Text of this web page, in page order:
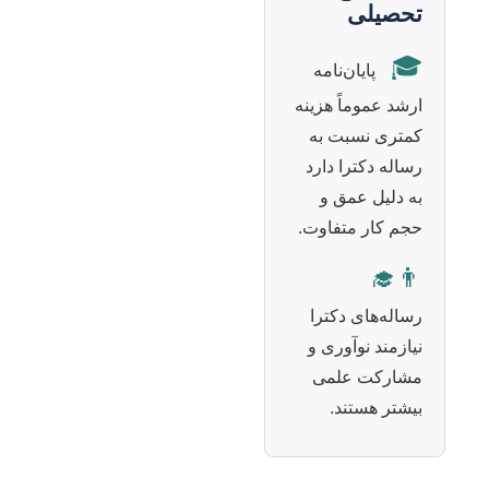
تحصیلی
🎓
پایان‌نامه
ارشد عموماً هزینه
کمتری نسبت به
رساله دکترا دارد
به دلیل عمق و
حجم کار متفاوت.
👨‍🎓
رساله‌های دکترا
نیازمند نوآوری و
مشارکت علمی
بیشتر هستند.